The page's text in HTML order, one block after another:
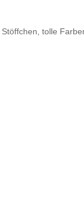
tolle